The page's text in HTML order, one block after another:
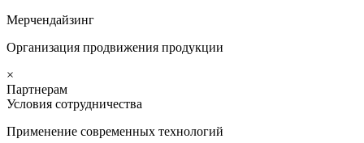
Мерчендайзинг
Организация продвижения продукции
×
Партнерам
Условия сотрудничества
Применение современных технологий